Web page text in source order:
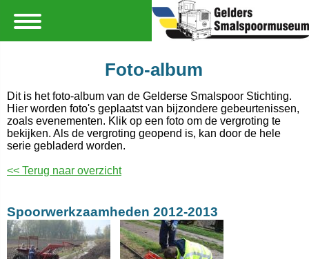
Foto-album
Dit is het foto-album van de Gelderse Smalspoor Stichting.
Hier worden foto's geplaatst van bijzondere gebeurtenissen,
zoals evenementen. Klik op een foto om de vergroting te
bekijken. Als de vergroting geopend is, kan door de hele
serie gebladerd worden.
<< Terug naar overzicht
Spoorwerkzaamheden 2012-2013